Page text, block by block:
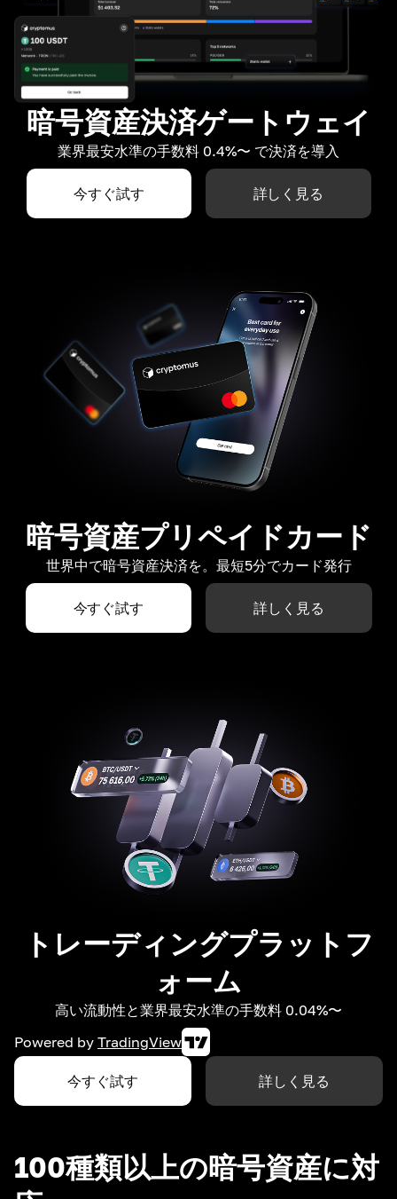
暗号資産決済ゲートウェイ
業界最安水準の手数料 0.4%〜 で決済を導入
今すぐ試す 詳しく見る
暗号資産プリペイドカード
世界中で暗号資産決済を。最短5分でカード発行
今すぐ試す 詳しく見る
トレーディングプラットフ
ォーム
高い流動性と業界最安水準の手数料 0.04%〜
Powered by TradingView
今すぐ試す 詳しく見る
100種類以上の暗号資産に対